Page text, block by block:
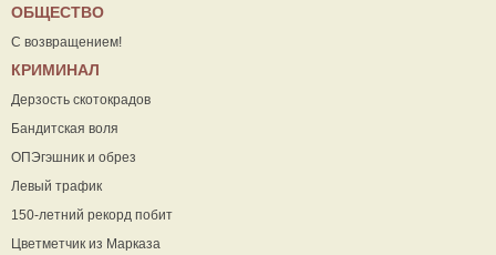
ОБЩЕСТВО
С возвращением!
КРИМИНАЛ
Дерзость скотокрадов
Бандитская воля
ОПЭгэшник и обрез
Левый трафик
150-летний рекорд побит
Цветметчик из Марказа